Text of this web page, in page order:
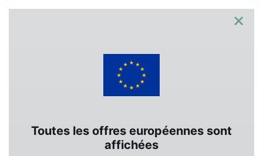
×
Toutes les offres européennes sont
affichées